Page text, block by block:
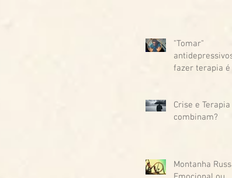
"Tomar"
fazer terapia é
Crise e Terapia
combinam?
Montanha